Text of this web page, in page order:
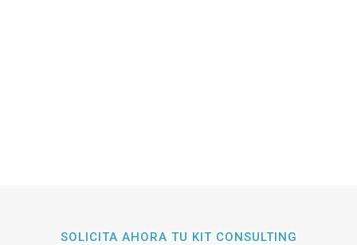
SOLICITA AHORA TU KIT CONSULTING